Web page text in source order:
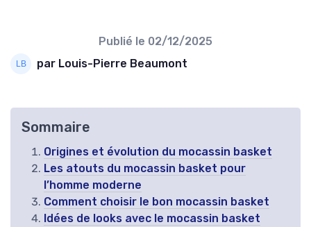
Publié le 02/12/2025
par Louis-Pierre Beaumont
Sommaire
Origines et évolution du mocassin basket
Les atouts du mocassin basket pour
l’homme moderne
Comment choisir le bon mocassin basket
Idées de looks avec le mocassin basket